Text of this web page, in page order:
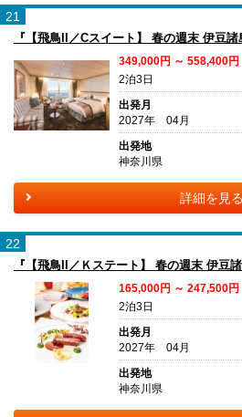
21
『【飛鳥II／Cスイート】 春の週末 伊豆諸
349,000円 ～ 558,400円
2泊3日
出発月
2027年 04月
出発地
神奈川県
詳細を見る
22
『【飛鳥II／Ｋステート】 春の週末 伊豆
165,000円 ～ 247,500円
2泊3日
出発月
2027年 04月
出発地
神奈川県